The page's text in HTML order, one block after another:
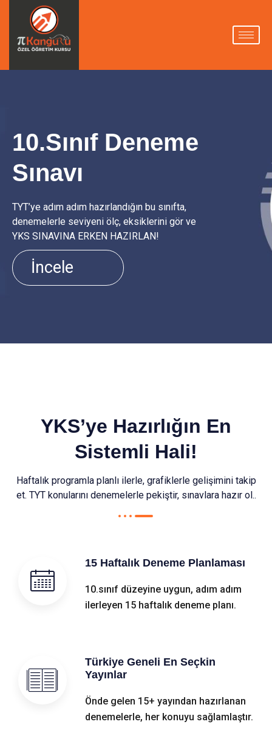
10.Sınıf Deneme
Sınavı
TYT’ye adım adım hazırlandığın bu sınıfta,
denemelerle seviyeni ölç, eksiklerini gör ve
YKS SINAVINA ERKEN HAZIRLAN!
İncele
YKS’ye Hazırlığın En
Sistemli Hali!
Haftalık programla planlı ilerle, grafiklerle gelişimini takip
et. TYT konularını denemelerle pekiştir, sınavlara hazır ol..
15 Haftalık Deneme Planlaması
10.sınıf düzeyine uygun, adım adım
ilerleyen 15 haftalık deneme planı.
Türkiye Geneli En Seçkin
Yayınlar
Önde gelen 15+ yayından hazırlanan
denemelerle, her konuyu sağlamlaştır.